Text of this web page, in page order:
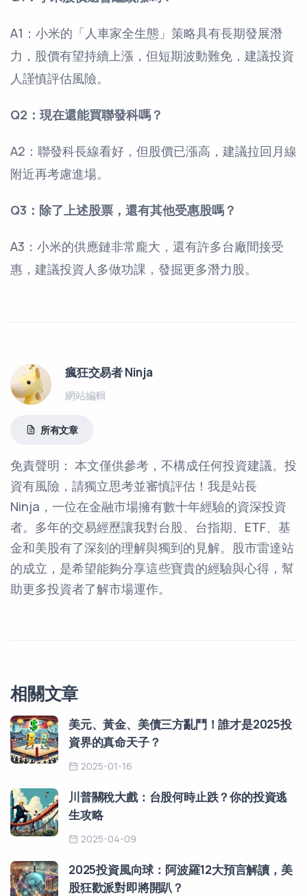
A1：小米的「人車家全生態」策略具有長期發展潛
力，股價有望持續上漲，但短期波動難免，建議投資
人謹慎評估風險。
Q2：現在還能買聯發科嗎？
A2：聯發科長線看好，但股價已漲高，建議拉回月線
附近再考慮進場。
Q3：除了上述股票，還有其他受惠股嗎？
A3：小米的供應鏈非常龐大，還有許多台廠間接受
惠，建議投資人多做功課，發掘更多潛力股。
瘋狂交易者 Ninja
網站編輯
所有文章
免責聲明： 本文僅供參考，不構成任何投資建議。投
資有風險，請獨立思考並審慎評估！我是站長
Ninja，一位在金融市場擁有數十年經驗的資深投資
者。多年的交易經歷讓我對台股、台指期、ETF、基
金和美股有了深刻的理解與獨到的見解。股市雷達站
的成立，是希望能夠分享這些寶貴的經驗與心得，幫
助更多投資者了解市場運作。
相關文章
美元、黃金、美債三方亂鬥！誰才是2025投
資界的真命天子？
2025-01-16
川普關稅大戲：台股何時止跌？你的投資逃
生攻略
2025-04-09
2025投資風向球：阿波羅12大預言解讀，美
股狂歡派對即將開趴？